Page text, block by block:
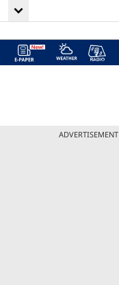
ADVERTISEMENT